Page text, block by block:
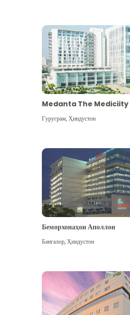
Бештар дидан
Medanta The Mediciity
Гуруграм,Ҳиндустон
Беморхонаҳои Аполлон
Бангалор,Ҳиндустон